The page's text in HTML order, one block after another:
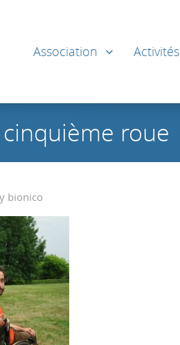
Association Activités
roue
bionico